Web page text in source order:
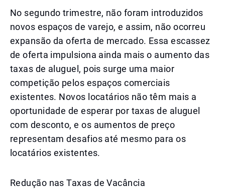
No segundo trimestre, não foram introduzidos
novos espaços de varejo, e assim, não ocorreu
expansão da oferta de mercado. Essa escassez
de oferta impulsiona ainda mais o aumento das
taxas de aluguel, pois surge uma maior
competição pelos espaços comerciais
existentes. Novos locatários não têm mais a
oportunidade de esperar por taxas de aluguel
com desconto, e os aumentos de preço
representam desafios até mesmo para os
locatários existentes.
Redução nas Taxas de Vacância